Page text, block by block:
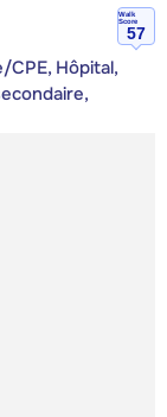
Walk
Score
57
Hôpital,